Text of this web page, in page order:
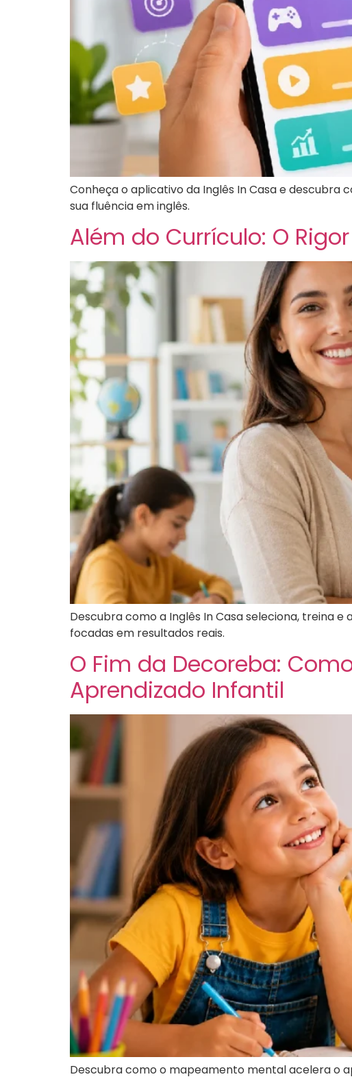
Conheça o aplicativo da Inglês In Casa e
sua fluência em inglês.
Além do Currículo: O
Descubra como a Inglês In Casa seleciona, treina
focadas em resultados reais.
O Fim da Decoreba:
Aprendizado Infantil
Descubra como o mapeamento mental acelera o